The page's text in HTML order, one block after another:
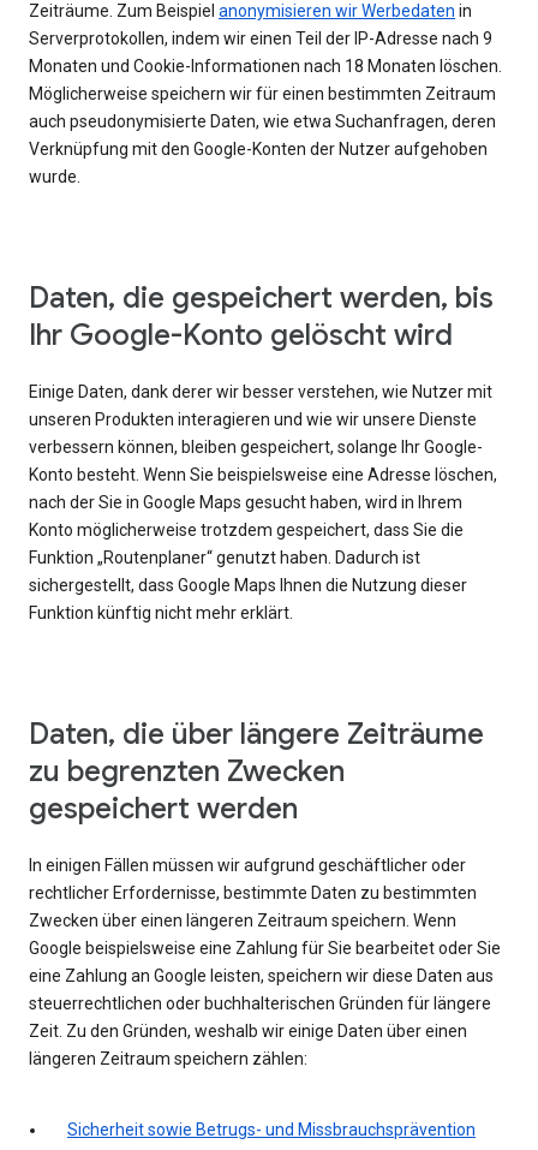
Zeiträume. Zum Beispiel anonymisieren wir Werbedaten in
Serverprotokollen, indem wir einen Teil der IP-Adresse nach 9
Monaten und Cookie-Informationen nach 18 Monaten löschen.
Möglicherweise speichern wir für einen bestimmten Zeitraum
auch pseudonymisierte Daten, wie etwa Suchanfragen, deren
Verknüpfung mit den Google-Konten der Nutzer aufgehoben
wurde.
Daten, die gespeichert werden, bis
Ihr Google-Konto gelöscht wird
Einige Daten, dank derer wir besser verstehen, wie Nutzer mit
unseren Produkten interagieren und wie wir unsere Dienste
verbessern können, bleiben gespeichert, solange Ihr Google-
Konto besteht. Wenn Sie beispielsweise eine Adresse löschen,
nach der Sie in Google Maps gesucht haben, wird in Ihrem
Konto möglicherweise trotzdem gespeichert, dass Sie die
Funktion „Routenplaner“ genutzt haben. Dadurch ist
sichergestellt, dass Google Maps Ihnen die Nutzung dieser
Funktion künftig nicht mehr erklärt.
Daten, die über längere Zeiträume
zu begrenzten Zwecken
gespeichert werden
In einigen Fällen müssen wir aufgrund geschäftlicher oder
rechtlicher Erfordernisse, bestimmte Daten zu bestimmten
Zwecken über einen längeren Zeitraum speichern. Wenn
Google beispielsweise eine Zahlung für Sie bearbeitet oder Sie
eine Zahlung an Google leisten, speichern wir diese Daten aus
steuerrechtlichen oder buchhalterischen Gründen für längere
Zeit. Zu den Gründen, weshalb wir einige Daten über einen
längeren Zeitraum speichern zählen:
Sicherheit sowie Betrugs- und Missbrauchsprävention